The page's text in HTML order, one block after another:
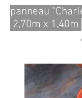
panneau
2,70m x 1,40m